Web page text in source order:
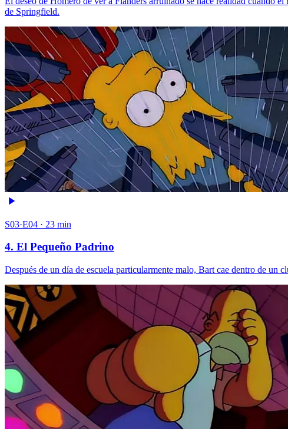
de Springfield.
S03·E04 · 23 min
4. El Pequeño Padrino
Después de un día de escuela particularmente malo, Bart cae dentro de un